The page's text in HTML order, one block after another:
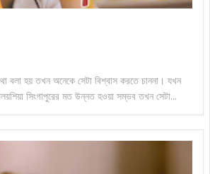
বলা হয় তখন অনেকে সেটা বিশ্বাস করতে চাননা। যখন
সিংগাপুরের মত উন্নত হওয়া সম্ভব তখন সেটা...